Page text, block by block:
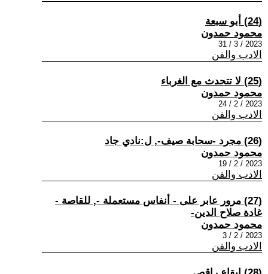
(24) أبو سبعة
محمود حمدون
2023 / 3 / 31
الادب والفن
(25) لا تتحدث مع الغرباء
محمود حمدون
2023 / 2 / 24
الادب والفن
(26) مجرد -سحابة صيف-, ل:نادي جاد
محمود حمدون
2023 / 2 / 19
الادب والفن
(27) مرور عابر على - أنفاس مستعملة -, للقاصة -
غادة صلاح الدين-
محمود حمدون
2023 / 2 / 3
الادب والفن